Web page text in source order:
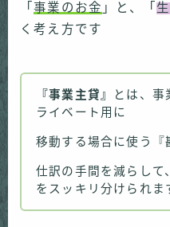
「事業のお金 」と、「
く考え方です
『事業主貸』
とは、事
ライベート用に
移動する場合に使う『
仕訳の手間を減らして
をスッキリ分けられま